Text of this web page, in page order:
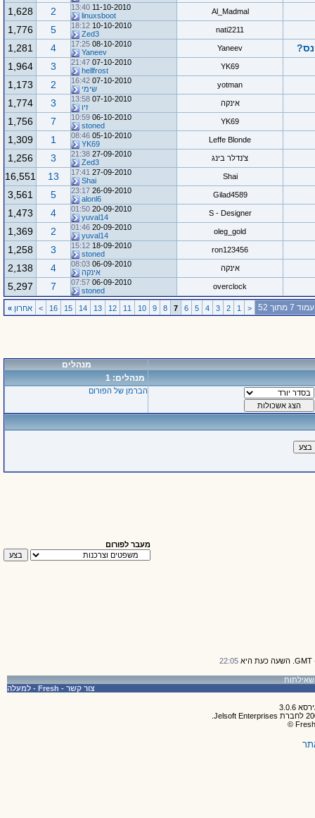
Al_Madmal
11-10-2010
13:40
linuxsboot
2
1,628
nati2211
10-10-2010
18:12
Zed3
5
1,776
Yaneev
08-10-2010
17:25
Yaneev
4
1,281
YK69
07-10-2010
21:47
hellfrost
3
1,964
yotman
07-10-2010
16:42
שימי
2
1,173
אינקה 07-10-2010
13:58
זיו
3
1,774
YK69
06-10-2010
10:59
stoned
7
1,756
Leffe Blonde
05-10-2010
08:46
YK69
1
1,309
צ'נדלר בינג 27-09-2010
21:38
Zed3
3
1,256
Shai
27-09-2010
17:41
Shai
13
16,551
Gilad4589
26-09-2010
23:17
alonl6
5
3,561
S - Designer
20-09-2010
01:50
yuval14
4
1,473
oleg_gold
20-09-2010
01:46
yuval14
2
1,369
ron123456
18-09-2010
15:12
stoned
3
1,258
אינקה 06-09-2010
08:03
אינקה
4
2,138
overclock
06-09-2010
07:57
stoned
7
5,297
עמוד 7 מתוך 52 <
1
2
3
4
5
6
7
8
9
10
11
12
13
14
15
16
> אחרון »
מנהלים
מנהלים: 1
הברמן של הפורום
מעבר לפורום
22:05
צור קשר -
Fresh
- למעלה